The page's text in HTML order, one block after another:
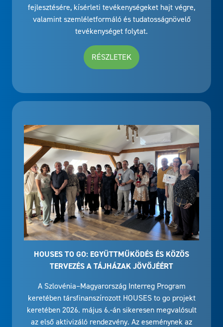
fejlesztésére, kísérleti tevékenységeket hajt végre,
valamint szemléletformáló és tudatosságnövelő
tevékenységet folytat.
RÉSZLETEK
HOUSES TO GO: EGYÜTTMŰKÖDÉS ÉS KÖZÖS
TERVEZÉS A TÁJHÁZAK JÖVŐJÉÉRT
A Szlovénia–Magyarország Interreg Program
keretében társfinanszírozott HOUSES to go projekt
keretében 2026. május 6.-án sikeresen megvalósult
az első aktivizáló rendezvény. Az eseménynek az